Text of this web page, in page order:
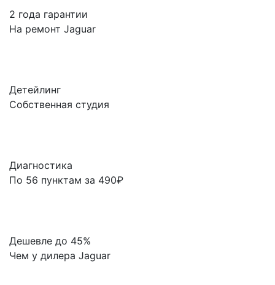
2 года гарантии
На ремонт Jaguar
Детейлинг
Собственная студия
Диагностика
По 56 пунктам за 490₽
Дешевле до 45%
Чем у дилера Jaguar